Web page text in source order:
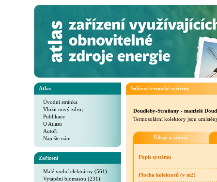
Atlas
Úvodní stránka
Vložit nový zdroj
Publikace
O Atlasu
Autoři
Napište nám
Zařízení
Malé vodní elektrárny (561)
Vytápění biomasou (231)
Solární termické systémy
Doudleby-Straňany - manželé
Termosolární kolektory jsou
Údaje o zdroji
Popis systému
Plocha kolektorů (v m2)